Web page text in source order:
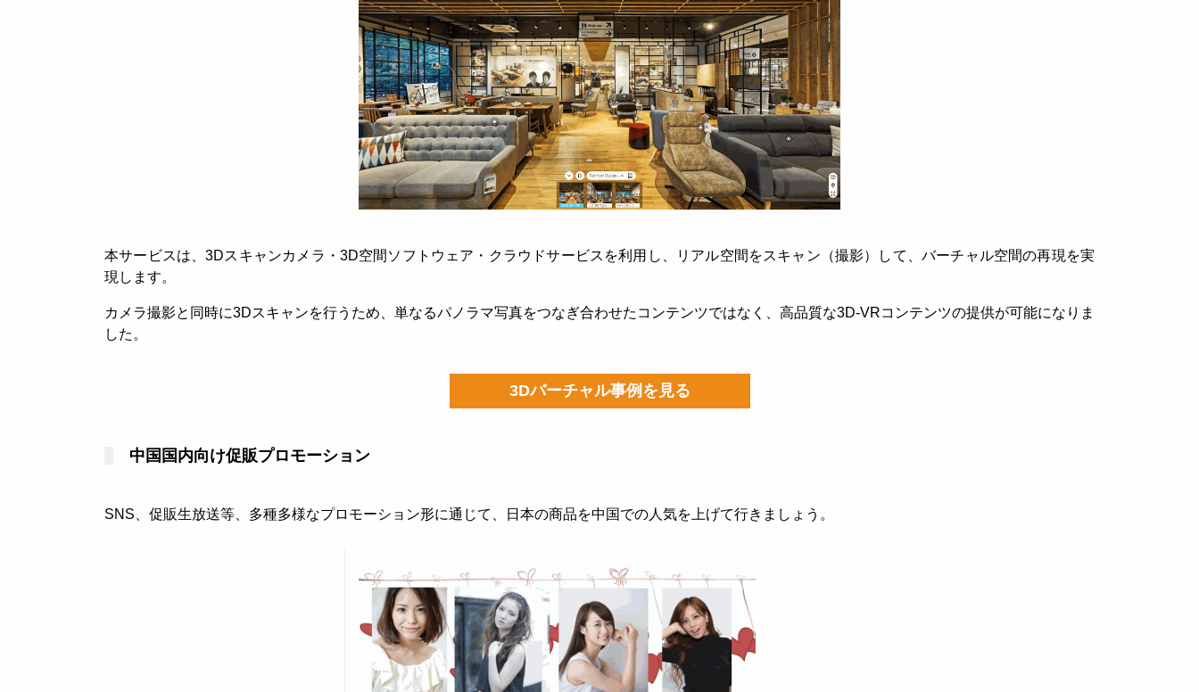
本サービスは、3Dスキャンカメラ・3D空間ソフトウェア・クラウドサービスを利用し、リアル空間をスキャン（撮影）して、バーチャル空間の再現を実
現します。
カメラ撮影と同時に3Dスキャンを行うため、単なるパノラマ写真をつなぎ合わせたコンテンツではなく、高品質な3D-VRコンテンツの提供が可能になりま
した。
3Dバーチャル事例を見る
中国国内向け促販プロモーション
SNS、促販生放送等、多種多様なプロモーション形に通じて、日本の商品を中国での人気を上げて行きましょう。